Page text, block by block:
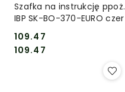
Szafka na instrukcję ppoż.
IBP SK-BO-370-EURO czer
Cena:
109.47
Cena:
109.47